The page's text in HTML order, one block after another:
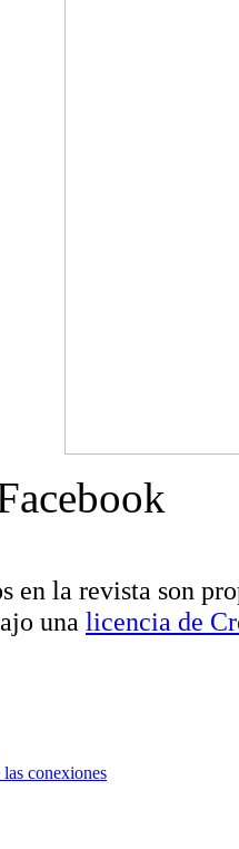
en la revista son
una licencia de
conexiones